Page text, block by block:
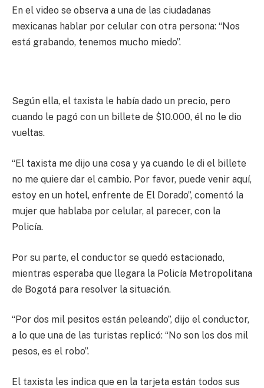
En el video se observa a una de las ciudadanas
mexicanas hablar por celular con otra persona: “Nos
está grabando, tenemos mucho miedo”.
Según ella, el taxista le había dado un precio, pero
cuando le pagó con un billete de $10.000, él no le dio
vueltas.
“El taxista me dijo una cosa y ya cuando le di el billete
no me quiere dar el cambio. Por favor, puede venir aquí,
estoy en un hotel, enfrente de El Dorado”, comentó la
mujer que hablaba por celular, al parecer, con la
Policía.
Por su parte, el conductor se quedó estacionado,
mientras esperaba que llegara la Policía Metropolitana
de Bogotá para resolver la situación.
“Por dos mil pesitos están peleando”, dijo el conductor,
a lo que una de las turistas replicó: “No son los dos mil
pesos, es el robo”.
El taxista les indica que en la tarjeta están todos sus